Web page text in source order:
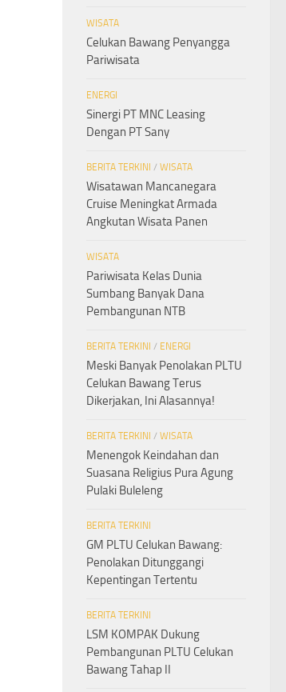
WISATA
Celukan Bawang Penyangga
Pariwisata
ENERGI
Sinergi PT MNC Leasing
Dengan PT Sany
BERITA TERKINI / WISATA
Wisatawan Mancanegara
Cruise Meningkat Armada
Angkutan Wisata Panen
WISATA
Pariwisata Kelas Dunia
Sumbang Banyak Dana
Pembangunan NTB
BERITA TERKINI / ENERGI
Meski Banyak Penolakan PLTU
Celukan Bawang Terus
Dikerjakan, Ini Alasannya!
BERITA TERKINI / WISATA
Menengok Keindahan dan
Suasana Religius Pura Agung
Pulaki Buleleng
BERITA TERKINI
GM PLTU Celukan Bawang:
Penolakan Ditunggangi
Kepentingan Tertentu
BERITA TERKINI
LSM KOMPAK Dukung
Pembangunan PLTU Celukan
Bawang Tahap II